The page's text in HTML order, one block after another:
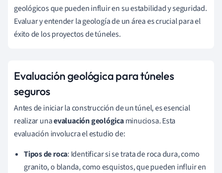
geológicos que pueden influir en su estabilidad y seguridad.
Evaluar y entender la geología de un área es crucial para el
éxito de los proyectos de túneles.
Evaluación geológica para túneles
seguros
Antes de iniciar la construcción de un túnel, es esencial
realizar unaevaluación geológicaminuciosa. Esta
evaluación involucra el estudio de:
Tipos de roca: Identificar si se trata de roca dura, como
granito, o blanda, como esquistos, que pueden influir en